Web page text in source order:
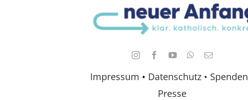
Impressum • Datenschutz • Spenden
Presse